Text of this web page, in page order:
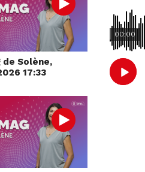
de Solène,
17:33
00:00